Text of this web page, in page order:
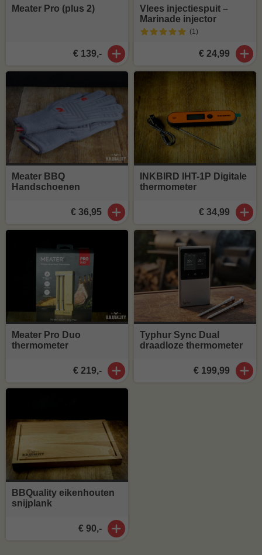
Meater Pro (plus 2)
€ 139,-
Vlees injectiespuit –
Marinade injector
(1)
€ 24,99
Meater BBQ
Handschoenen
€ 36,95
INKBIRD IHT-1P Digitale
thermometer
€ 34,99
Meater Pro Duo
thermometer
€ 219,-
Typhur Sync Dual
draadloze thermometer
€ 199,99
BBQuality eikenhouten
snijplank
€ 90,-